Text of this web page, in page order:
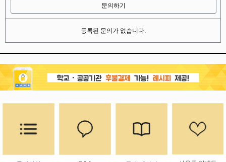
문의하기
등록된 문의가 없습니다.